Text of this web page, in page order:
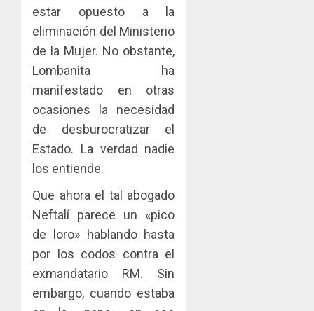
estar opuesto a la
eliminación del Ministerio
de la Mujer. No obstante,
Lombanita ha
manifestado en otras
ocasiones la necesidad
de desburocratizar el
Estado. La verdad nadie
los entiende.
Que ahora el tal abogado
Neftalí parece un «pico
de loro» hablando hasta
por los codos contra el
exmandatario RM. Sin
embargo, cuando estaba